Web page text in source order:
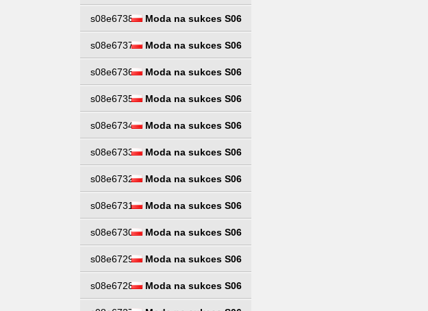
s08e6738 Moda na sukces S06
s08e6737 Moda na sukces S06
s08e6736 Moda na sukces S06
s08e6735 Moda na sukces S06
s08e6734 Moda na sukces S06
s08e6733 Moda na sukces S06
s08e6732 Moda na sukces S06
s08e6731 Moda na sukces S06
s08e6730 Moda na sukces S06
s08e6729 Moda na sukces S06
s08e6728 Moda na sukces S06